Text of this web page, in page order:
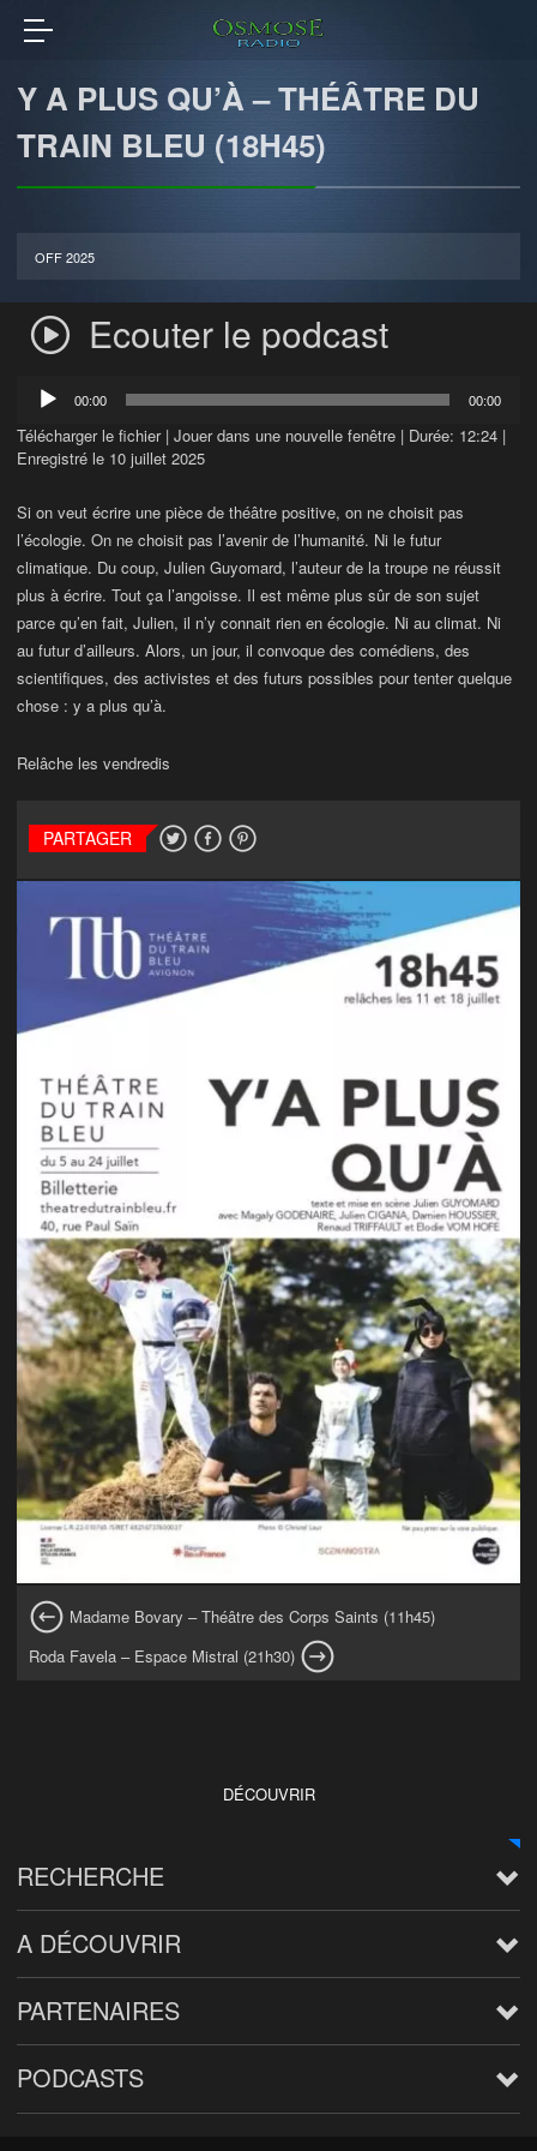
Y A PLUS QU’À – THÉÂTRE DU
TRAIN BLEU (18H45)
OFF 2025
Ecouter le podcast
Lecteur
audio
00:00 00:00
Télécharger le fichier|Jouer dans une nouvelle fenêtre | Durée: 12:24 |
Enregistré le 10 juillet 2025
Si on veut écrire une pièce de théâtre positive, on ne choisit pas
l’écologie. On ne choisit pas l’avenir de l’humanité. Ni le futur
climatique. Du coup, Julien Guyomard, l’auteur de la troupe ne réussit
plus à écrire. Tout ça l’angoisse. Il est même plus sûr de son sujet
parce qu’en fait, Julien, il n’y connait rien en écologie. Ni au climat. Ni
au futur d’ailleurs. Alors, un jour, il convoque des comédiens, des
scientifiques, des activistes et des futurs possibles pour tenter quelque
chose : y a plus qu’à.
Relâche les vendredis
PARTAGER
Madame Bovary – Théâtre des Corps Saints (11h45)
Roda Favela – Espace Mistral (21h30)
DÉCOUVRIR
RECHERCHE
A DÉCOUVRIR
PARTENAIRES
PODCASTS